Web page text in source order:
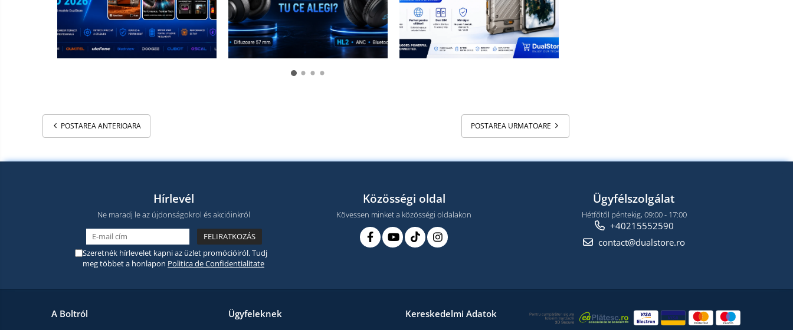
Napelemek
Elektromos járműtöltő
állomások
Android médialejátszó
Robotporszívók,
alkatrészek
és
Telefon tartozékok
POSTAREA URMATOARE
POSTAREA ANTERIOARA
Hírlevél
Ne maradj le az újdonságokrol és akcióinkról
Szeretnék hírlevelet kapni az üzlet promócióiról. Tudj
meg többet a honlapon Politica de Confidentialitate
Közösségi oldal
Kövessen minket a közösségi oldalakon
Ügyfélszolgálat
Hétfőtől péntekig, 09:00 - 17:00
+40215552590
contact@dualstore.ro
A Boltról Ügyfeleknek Kereskedelmi Adatok